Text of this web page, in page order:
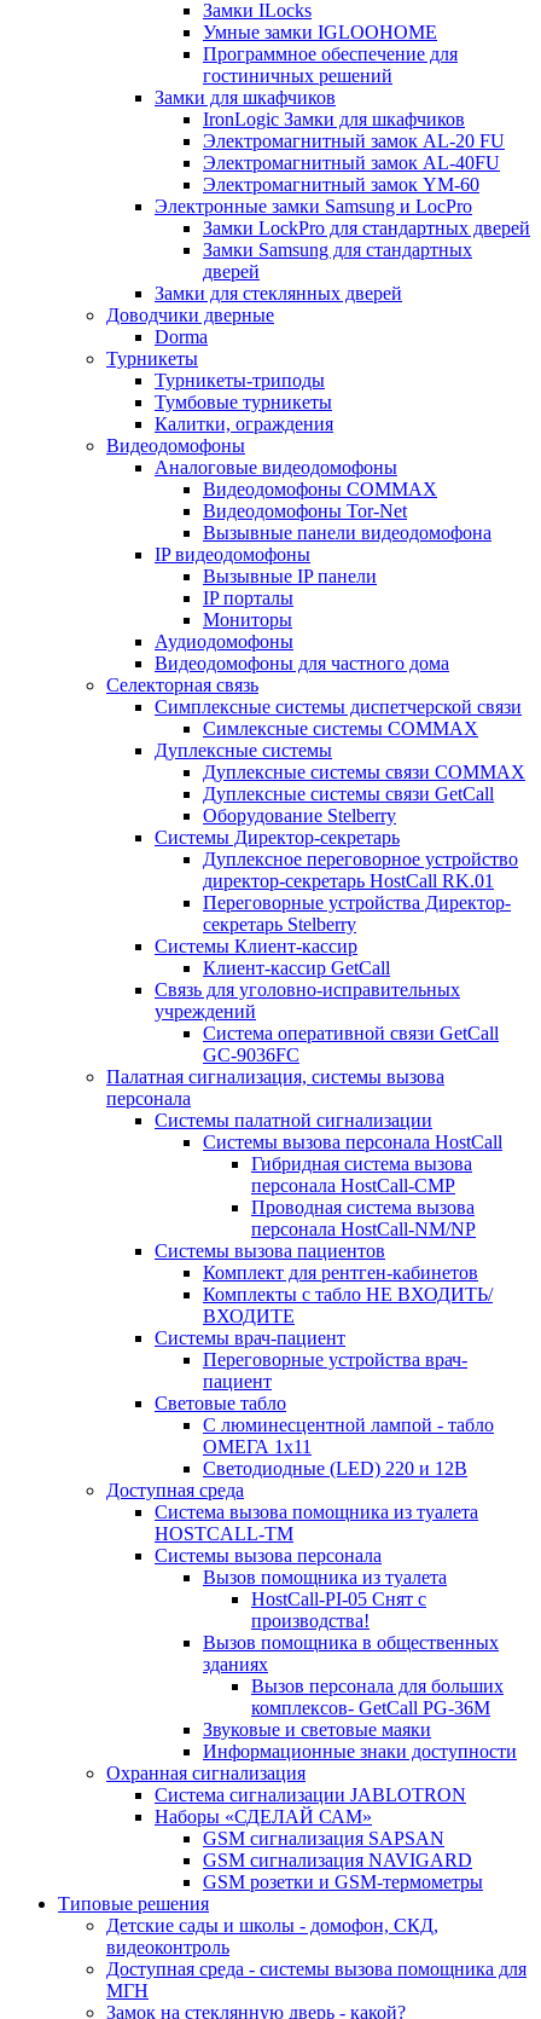
Замки ILocks
Умные замки IGLOOHOME
Программное обеспечение для
гостиничных решений
Замки для шкафчиков
IronLogic Замки для шкафчиков
Электромагнитный замок AL-20 FU
Электромагнитный замок AL-40FU
Электромагнитный замок YM-60
Электронные замки Samsung и LocPro
Замки LockPro для стандартных дверей
Замки Samsung для стандартных
дверей
Замки для стеклянных дверей
Доводчики дверные
Dorma
Турникеты
Турникеты-триподы
Тумбовые турникеты
Калитки, ограждения
Видеодомофоны
Аналоговые видеодомофоны
Видеодомофоны COMMAX
Видеодомофоны Tor-Net
Вызывные панели видеодомофона
IP видеодомофоны
Вызывные IP панели
IP порталы
Мониторы
Аудиодомофоны
Видеодомофоны для частного дома
Селекторная связь
Симплексные системы диспетчерской связи
Симлексные системы COMMAX
Дуплексные системы
Дуплексные системы связи COMMAX
Дуплексные системы связи GetCall
Оборудование Stelberry
Системы Директор-секретарь
Дуплексное переговорное устройство
директор-секретарь HostCall RK.01
Переговорные устройства Директор-
секретарь Stelberry
Системы Клиент-кассир
Клиент-кассир GetCall
Связь для уголовно-исправительных
учреждений
Система оперативной связи GetCall
GC-9036FC
Палатная сигнализация, системы вызова
персонала
Системы палатной сигнализации
Системы вызова персонала HostCall
Гибридная система вызова
персонала HostCall-CMP
Проводная система вызова
персонала HostCall-NM/NP
Системы вызова пациентов
Комплект для рентген-кабинетов
Комплекты с табло НЕ ВХОДИТЬ/
ВХОДИТЕ
Системы врач-пациент
Переговорные устройства врач-
пациент
Световые табло
С люминесцентной лампой - табло
ОМЕГА 1х11
Светодиодные (LED) 220 и 12В
Доступная среда
Система вызова помощника из туалета
HOSTCALL-TM
Системы вызова персонала
Вызов помощника из туалета
HostCall-PI-05 Снят с
производства!
Вызов помощника в общественных
зданиях
Вызов персонала для больших
комплексов- GetCall PG-36M
Звуковые и световые маяки
Информационные знаки доступности
Охранная сигнализация
Система сигнализации JABLOTRON
Наборы «СДЕЛАЙ САМ»
GSM сигнализация SAPSAN
GSM сигнализация NAVIGARD
GSM розетки и GSM-термометры
Типовые решения
Детские сады и школы - домофон, СКД,
видеоконтроль
Доступная среда - системы вызова помощника для
МГН
Замок на стеклянную дверь - какой?